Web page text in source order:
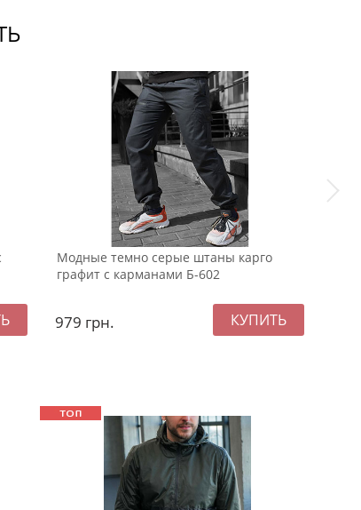
Модные темно серые штаны карго
графит с карманами Б-602
979 грн.